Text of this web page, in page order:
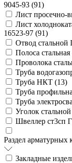
9045-93 (91)
Лист просечно-
Лист
16523-97 (91)
Отвод
Полоса
Проволока
Труба
Труба НКТ (13)
Труба
Труба
Уголок
Швеллер ст3сп
Раздел арматурных
Закладные